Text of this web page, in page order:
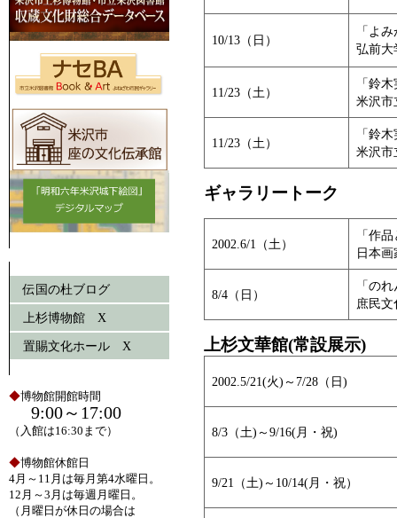
伝国の杜ブログ
上杉博物館 X
置賜文化ホール X
◆博物館開館時間
9:00～17:00
（入館は16:30まで）
◆博物館休館日
4月～11月は毎月第4水曜日。
12月～3月は毎週月曜日。
（月曜日が休日の場合は
10/13（日）
「よ
弘前
11/23（土）
「鈴
米沢
11/23（土）
「鈴
米沢
ギャラリートーク
2002.6/1（土）
「作
日本
8/4（日）
「の
庶民
上杉文華館(常設展示)
2002.5/21(火)～7/28（日)
8/3（土)～9/16(月・祝)
9/21（土)～10/14(月・祝）